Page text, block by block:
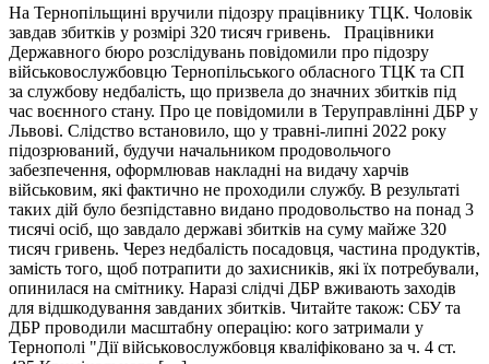
На Тернопільщині вручили підозру працівнику ТЦК. Чоловік
завдав збитків у розмірі 320 тисяч гривень. Працівники
Державного бюро розслідувань повідомили про підозру
військовослужбовцю Тернопільського обласного ТЦК та СП
за службову недбалість, що призвела до значних збитків під
час воєнного стану. Про це повідомили в Теруправлінні ДБР у
Львові. Слідство встановило, що у травні-липні 2022 року
підозрюваний, будучи начальником продовольчого
забезпечення, оформлював накладні на видачу харчів
військовим, які фактично не проходили службу. В результаті
таких дій було безпідставно видано продовольство на понад 3
тисячі осіб, що завдало державі збитків на суму майже 320
тисяч гривень. Через недбалість посадовця, частина продуктів,
замість того, щоб потрапити до захисників, які їх потребували,
опинилася на смітнику. Наразі слідчі ДБР вживають заходів
для відшкодування завданих збитків. Читайте також: СБУ та
ДБР проводили масштабну операцію: кого затримали у
Тернополі "Дії військовослужбовця кваліфіковано за ч. 4 ст.